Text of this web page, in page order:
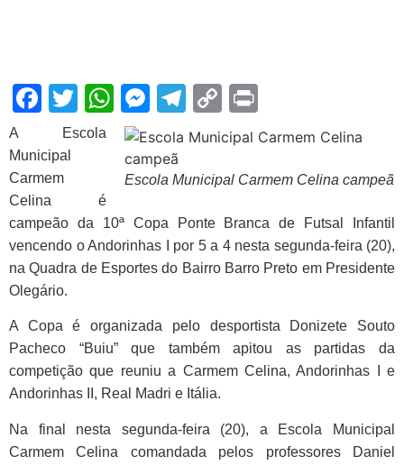
Facebook
Twitter
WhatsApp
Messenger
Telegram
Copy
Link
Escola Municipal Carmem Celina campeã
A Escola
Municipal
Carmem
Celina é
campeão da 10ª Copa Ponte Branca de Futsal Infantil
vencendo o Andorinhas I por 5 a 4 nesta segunda-feira (20),
na Quadra de Esportes do Bairro Barro Preto em Presidente
Olegário.
A Copa é organizada pelo desportista Donizete Souto
Pacheco “Buiu” que também apitou as partidas da
competição que reuniu a Carmem Celina, Andorinhas I e
Andorinhas II, Real Madri e Itália.
Na final nesta segunda-feira (20), a Escola Municipal
Carmem Celina comandada pelos professores Daniel